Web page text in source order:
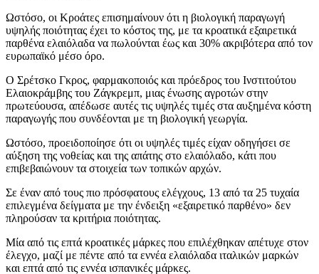
Ωστόσο, οι Κροάτες επισημαίνουν ότι η βιολογική παραγωγή
υψηλής ποιότητας έχει το κόστος της, με τα κροατικά εξαιρετικά
παρθένα ελαιόλαδα να πωλούνται έως και 30% ακριβότερα από τον
ευρωπαϊκό μέσο όρο.
Ο Σρέτσκο Γκρος, φαρμακοποιός και πρόεδρος του Ινστιτούτου
Ελαιοκράμβης του Ζάγκρεμπ, μιας ένωσης αγροτών στην
πρωτεύουσα, απέδωσε αυτές τις υψηλές τιμές στα αυξημένα κόστη
παραγωγής που συνδέονται με τη βιολογική γεωργία.
Ωστόσο, προειδοποίησε ότι οι υψηλές τιμές είχαν οδηγήσει σε
αύξηση της νοθείας και της απάτης στο ελαιόλαδο, κάτι που
επιβεβαιώνουν τα στοιχεία των τοπικών αρχών.
Σε έναν από τους πιο πρόσφατους ελέγχους, 13 από τα 25 τυχαία
επιλεγμένα δείγματα με την ένδειξη «εξαιρετικό παρθένο» δεν
πληρούσαν τα κριτήρια ποιότητας.
Μία από τις επτά κροατικές μάρκες που επιλέχθηκαν απέτυχε στον
έλεγχο, μαζί με πέντε από τα εννέα ελαιόλαδα ιταλικών μαρκών
και επτά από τις εννέα ισπανικές μάρκες.